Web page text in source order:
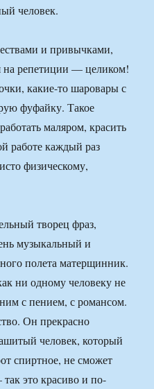
человек.
и привычками,
на репетиции — целиком!
какие-то шаровары с
фуфайку. Такое
маляром, красить
работе каждый раз
физическому,
творец фраз,
музыкальный и
полета матерщинник.
ни одному человеку не
с пением, с романсом.
Он прекрасно
человек, который
спиртное, не сможет
это красиво и по-